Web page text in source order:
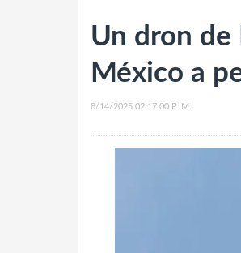
Un dron de
México a
8/14/2025 02:17:00 P. M.